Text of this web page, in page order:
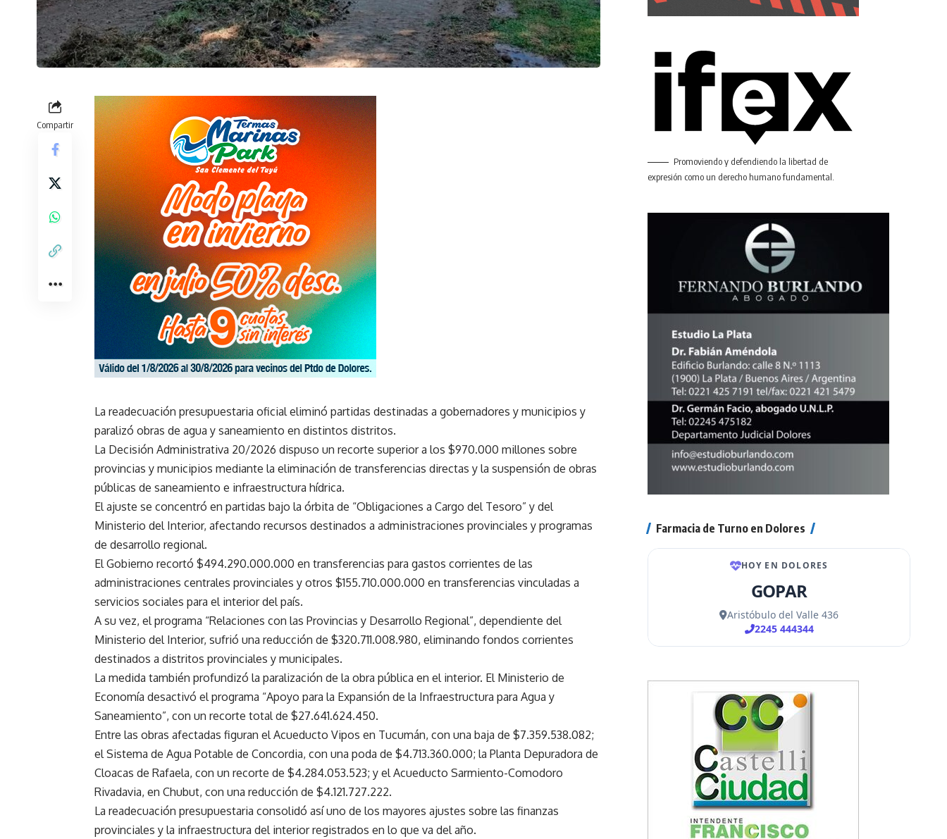
Compartir
La readecuación presupuestaria oficial eliminó partidas destinadas a gobernadores y municipios y
paralizó obras de agua y saneamiento en distintos distritos.
La Decisión Administrativa 20/2026 dispuso un recorte superior a los $970.000 millones sobre
provincias y municipios mediante la eliminación de transferencias directas y la suspensión de obras
públicas de saneamiento e infraestructura hídrica.
El ajuste se concentró en partidas bajo la órbita de “Obligaciones a Cargo del Tesoro” y del
Ministerio del Interior, afectando recursos destinados a administraciones provinciales y programas
de desarrollo regional.
El Gobierno recortó $494.290.000.000 en transferencias para gastos corrientes de las
administraciones centrales provinciales y otros $155.710.000.000 en transferencias vinculadas a
servicios sociales para el interior del país.
A su vez, el programa “Relaciones con las Provincias y Desarrollo Regional”, dependiente del
Ministerio del Interior, sufrió una reducción de $320.711.008.980, eliminando fondos corrientes
destinados a distritos provinciales y municipales.
La medida también profundizó la paralización de la obra pública en el interior. El Ministerio de
Economía desactivó el programa “Apoyo para la Expansión de la Infraestructura para Agua y
Saneamiento”, con un recorte total de $27.641.624.450.
Entre las obras afectadas figuran el Acueducto Vipos en Tucumán, con una baja de $7.359.538.082;
el Sistema de Agua Potable de Concordia, con una poda de $4.713.360.000; la Planta Depuradora de
Cloacas de Rafaela, con un recorte de $4.284.053.523; y el Acueducto Sarmiento-Comodoro
Rivadavia, en Chubut, con una reducción de $4.121.727.222.
La readecuación presupuestaria consolidó así uno de los mayores ajustes sobre las finanzas
provinciales y la infraestructura del interior registrados en lo que va del año.
Promoviendo y defendiendo la libertad de
expresión como un derecho humano fundamental.
Farmacia de Turno en Dolores